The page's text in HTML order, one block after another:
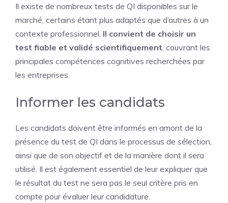
Il existe de nombreux tests de QI disponibles sur le
marché, certains étant plus adaptés que d’autres à un
contexte professionnel. Il convient de choisir un
test fiable et validé scientifiquement , couvrant les
principales compétences cognitives recherchées par
les entreprises.
Informer les candidats
Les candidats doivent être informés en amont de la
présence du test de QI dans le processus de sélection,
ainsi que de son objectif et de la manière dont il sera
utilisé. Il est également essentiel de leur expliquer que
le résultat du test ne sera pas le seul critère pris en
compte pour évaluer leur candidature.